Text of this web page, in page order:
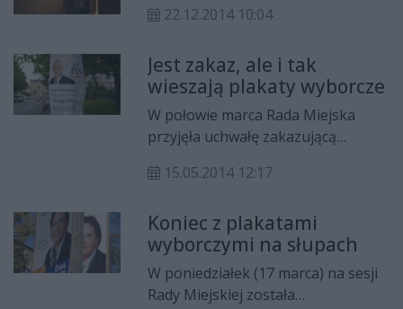
22.12.2014 10:04
Jest zakaz, ale i tak
wieszają plakaty wyborcze
W połowie marca Rada Miejska
przyjęła uchwałę zakazującą
wyborczych na słupach
w pasach drogowych. Do tego
zakazu nie zastosował się komitet
wyborczy kandydata do
europarlamentu Wojciecha
15.05.2014 12:17
Koniec z plakatami
wyborczymi na słupach
W poniedziałek (17 marca) na sesji
Rady Miejskiej została